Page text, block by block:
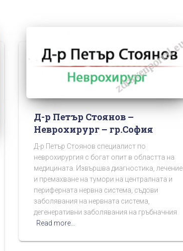
Д-р Петър Стоянов –
Неврохирург – гр.София
Д-р Петър Стоянов специалист по
неврохирургия с богат опит в областта на
медицината. Извършва диагностика, лечение
и премахване на тумори на централната и
периферната нервна система, съдови
заболявания на нервната система,
дегенеративни заболявания на гръбначния
Read more…